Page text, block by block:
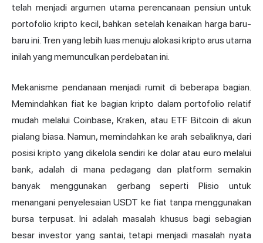
telah menjadi argumen utama perencanaan pensiun untuk
portofolio kripto kecil, bahkan setelah kenaikan harga baru-
baru ini. Tren yang lebih luas menuju alokasi kripto arus utama
inilah yang memunculkan perdebatan ini.
Mekanisme pendanaan menjadi rumit di beberapa bagian.
Memindahkan fiat ke bagian kripto dalam portofolio relatif
mudah melalui Coinbase, Kraken, atau ETF Bitcoin di akun
pialang biasa. Namun, memindahkan ke arah sebaliknya, dari
posisi kripto yang dikelola sendiri ke dolar atau euro melalui
bank, adalah di mana pedagang dan platform semakin
banyak menggunakan gerbang seperti Plisio untuk
menangani penyelesaian USDT ke fiat tanpa menggunakan
bursa terpusat. Ini adalah masalah khusus bagi sebagian
besar investor yang santai, tetapi menjadi masalah nyata